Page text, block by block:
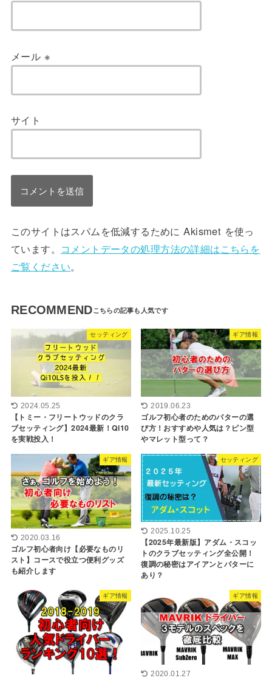
メール ※
サイト
このサイトはスパムを低減するために Akismet を使っ
ています。 コメントデータの処理方法の詳細はこちらを
ご覧ください。
RECOMMEND
セッティング
2024.05.25
【トミー・フリートウッドのクラ
ブセッティング】2024最新！Qi10
を実戦投入！
ギア情報
2019.06.23
ゴルフ初心者のためのパターの選
び方！おすすめや人気は？ピン型
やマレット型って？
ギア情報
2020.03.16
ゴルフ初心者向け【必要なものリ
スト】コースで役立つ便利グッズ
も紹介します
セッティング
2025.10.25
【2025年最新版】アダム・スコッ
トのクラブセッティング全公開！
復調の秘密はアイアンとパターに
あり？
ギア情報 ギア情報
2020.01.27